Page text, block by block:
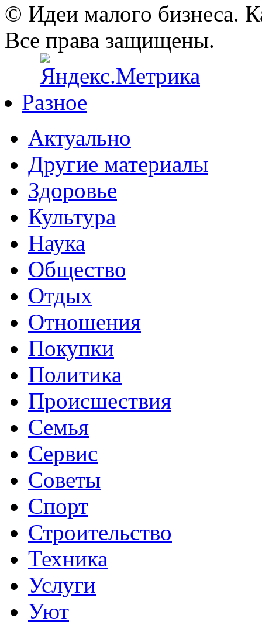
© Идеи малого бизнеса.
Все права защищены.
Разное
Актуально
Другие материалы
Здоровье
Культура
Наука
Общество
Отдых
Отношения
Покупки
Политика
Происшествия
Семья
Сервис
Советы
Спорт
Строительство
Техника
Услуги
Уют